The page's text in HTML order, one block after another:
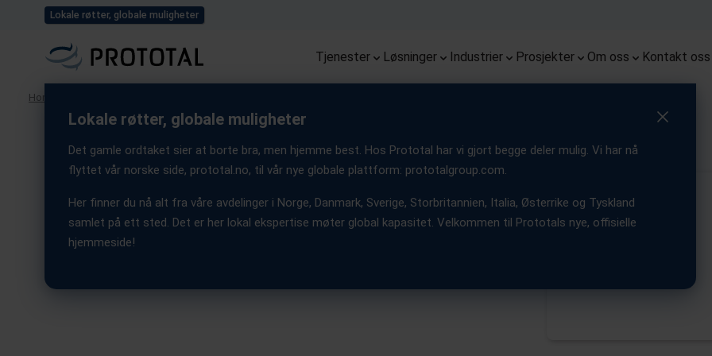
Lokale røtter, globale muligheter
Tjenester Løsninger Industrier Prosjekter
Fra
Om oss
Vi
Kontakt oss
Lokale røtter, globale muligheter
Det gamle ordtaket sier at borte bra, men hjemme best. Hos Prototal har vi gjort begge deler mulig. Vi har nå
flyttet vår norske side, prototal.no, til vår nye globale plattform: prototalgroup.com.
Her finner du nå alt fra våre avdelinger i Norge, Danmark, Sverige, Storbritannien, Italia, Østerrike og Tyskland
samlet på ett sted. Det er her lokal ekspertise møter global kapasitet. Velkommen til Prototals nye, offisielle
hjemmeside!
Home
Qatna Medical
Redusert risiko for hjerneslag
ved hjelp av 3D printing